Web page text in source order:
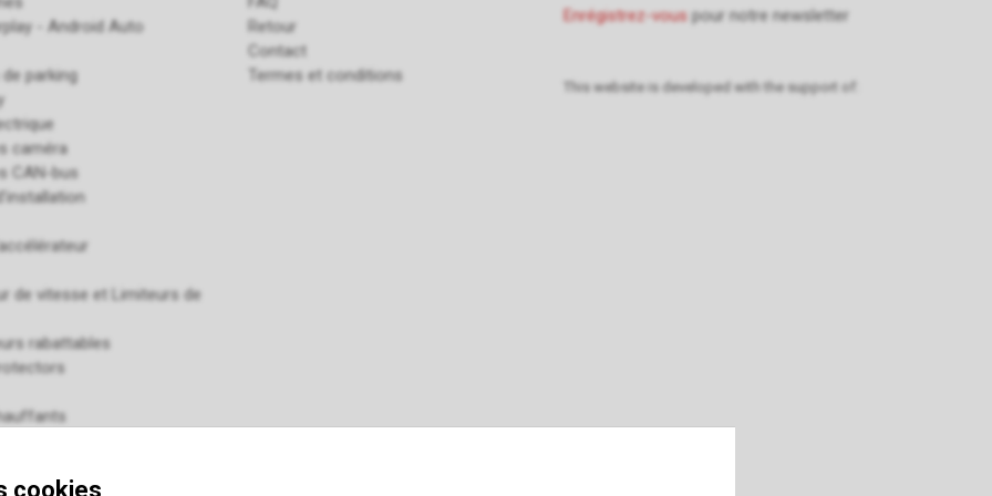
- Android Auto
de parking
caméra
CAN-bus
de vitesse et Limiteurs de
rabattables
Retour
Contact
Termes et conditions
Enrégistrez-vouspour notre newsletter
This website is developed with the support of:
cookies